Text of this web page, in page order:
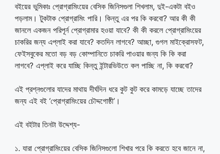
বইয়ের ভুমিকাঃ প্রোগ্রামিংয়ের বেসিক জিনিসগুলা শিখলাম, দুই-একটা বইও
পড়লাম। টুকটাক প্রোগ্রামিং পারি। কিন্তু এর পর কি করবো? আর কী কী
জানলে একজন পরিপূর্ন প্রোগ্রামার হওয়া যাবে? কী কী করলে প্রোগ্রামিংয়ের
চাকরির জন্য এপ্লাই করা যাবে? কতদিন লাগবে? আচ্ছা, গুগল মাইক্রোসফট,
ফেইসবুকের মতো বড় বড় কোম্পানিতে চাকরি পাওয়ার জন্য কি কি করা
লাগবে? এপ্লাই করে যাচ্ছি কিন্তু ইন্টারভিউতে কল পাচ্ছি না, কি করবো?
এই প্রশ্নগুলোর যাদের মাথায় দীর্ঘদিন ধরে কুট কুট করে কামড়ে যাচ্ছে তাদের
জন্য এই বই ‘প্রোগ্রামিংয়ের চৌদ্দগোষ্ঠী’।
এই বইটার তিনটা উদ্দেশ্য-
১. যারা প্রোগ্রামিংয়ের বেসিক জিনিসগুলো শিখার পরে কি করতে হবে জানে না,